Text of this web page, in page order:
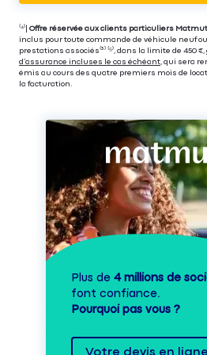
⁽⁴⁾| Offre réservée aux clients particuliers Matmut
inclus pour toute commande de véhicule neuf ou
prestations associés⁽³⁾ ⁽⁵⁾, dans la limite de 450 €,
d’assurance incluses le cas échéant, qui sera
émis au cours des quatre premiers mois de
la facturation.
Plus de 4 millions de
font confiance.
Pourquoi pas vous ?